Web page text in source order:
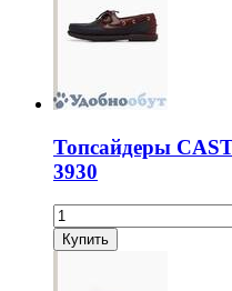
Топсайдеры
3930